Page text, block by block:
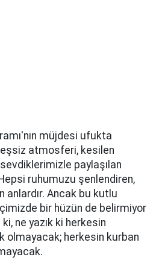
müjdesi ufukta
eşsiz atmosferi, kesilen
paylaşılan
ruhumuzu şenlendiren,
anlardır. Ancak bu kutlu
bir hüzün de belirmiyor
ne yazık ki herkesin
olmayacak; herkesin kurban